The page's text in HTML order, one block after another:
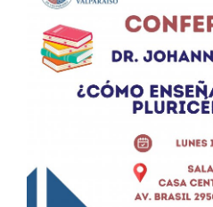
Alumni